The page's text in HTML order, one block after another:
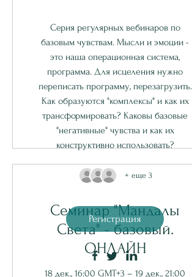
Серия регулярных вебинаров по
базовым чувствам. Мысли и эмоции -
это наша операционная система,
программа. Для исцеления нужно
переписать программу, перезагрузить.
Как образуются "комплексы" и как их
трансформировать? Каковы базовые
"негативные" чувства и как их
конструктивно использовать?
+ еще 3
Регистрация
Семинар "Мандалы
Света" - базовый.
ОНЛАЙН
18 дек., 16:00 GMT+3 – 19 дек., 21:00